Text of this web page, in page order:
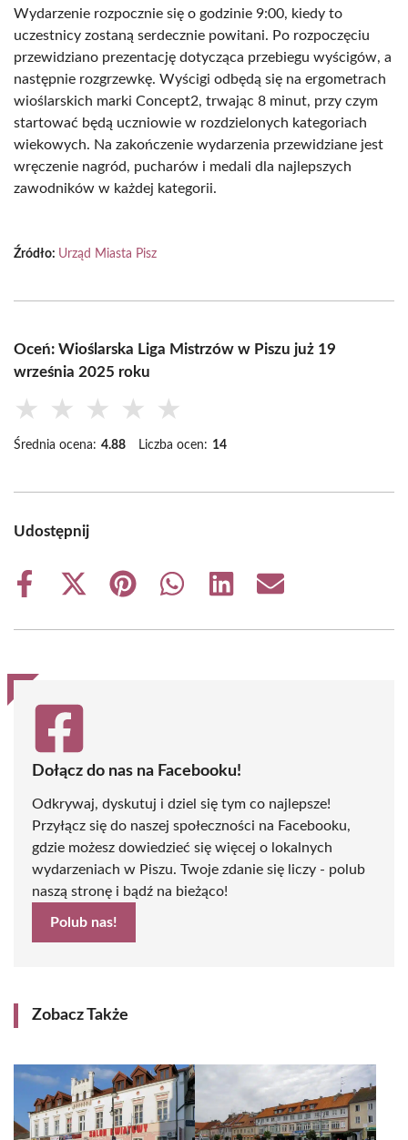
Wydarzenie rozpocznie się o godzinie 9:00, kiedy to
uczestnicy zostaną serdecznie powitani. Po rozpoczęciu
przewidziano prezentację dotycząca przebiegu wyścigów, a
następnie rozgrzewkę. Wyścigi odbędą się na ergometrach
wioślarskich marki Concept2, trwając 8 minut, przy czym
startować będą uczniowie w rozdzielonych kategoriach
wiekowych. Na zakończenie wydarzenia przewidziane jest
wręczenie nagród, pucharów i medali dla najlepszych
zawodników w każdej kategorii.
Źródło: Urząd Miasta Pisz
Oceń: Wioślarska Liga Mistrzów w Piszu już 19
września 2025 roku
★ ★ ★ ★ ★
Średnia ocena: 4.88 Liczba ocen: 14
Udostępnij
Share
Share
(Twitter)
Share
Share
Share
Share
Dołącz do nas na Facebooku!
Odkrywaj, dyskutuj i dziel się tym co najlepsze!
Przyłącz się do naszej społeczności na Facebooku,
gdzie możesz dowiedzieć się więcej o lokalnych
wydarzeniach w Piszu. Twoje zdanie się liczy - polub
naszą stronę i bądź na bieżąco!
Polub nas!
Zobacz Także